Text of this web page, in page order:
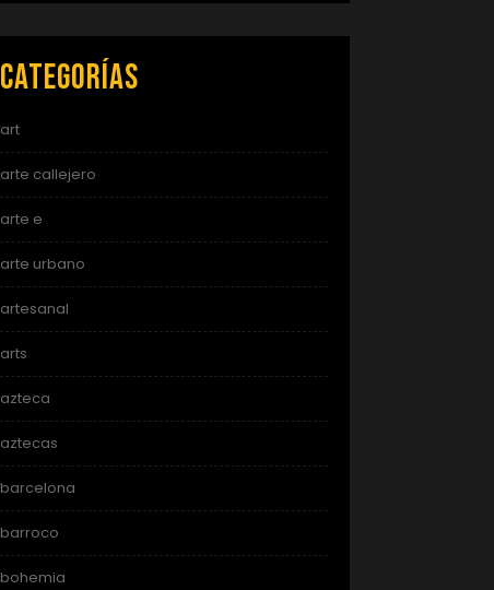
Categorías
art
arte callejero
arte e
arte urbano
artesanal
arts
azteca
aztecas
barcelona
barroco
bohemia